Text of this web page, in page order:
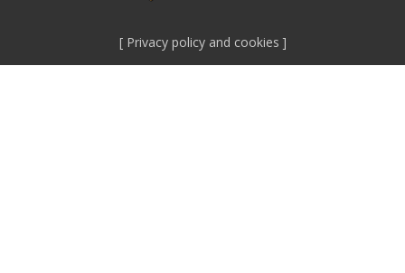
Privacy policy and cookies